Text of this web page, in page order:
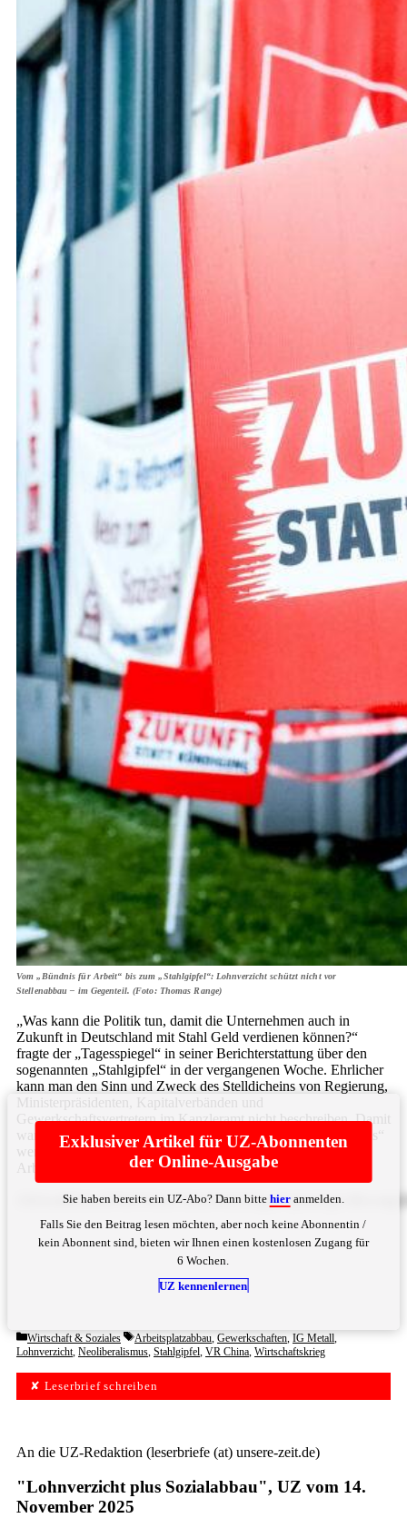
Vom „Bündnis für Arbeit“ bis zum „Stahlgipfel“: Lohnverzicht schützt nicht vor
Stellenabbau – im Gegenteil. (Foto: Thomas Range)
„Was kann die Politik tun, damit die Unternehmen auch in
Zukunft in Deutschland mit Stahl Geld verdienen können?“
fragte der „Tagesspiegel“ in seiner Berichterstattung über den
sogenannten „Stahlgipfel“ in der vergangenen Woche. Ehrlicher
kann man den Sinn und Zweck des Stelldicheins von Regierung,
Ministerpräsidenten, Kapitalverbänden und
Gewerkschaftsvertretern im Kanzleramt nicht beschreiben. Damit
war der „Stahlgipfel“ eine fast perfekte Kopie des „Autogipfels“
wenige Wochen zuvor. Von Standortgarantien und
Arbeitsplatzsicherung für die rund ... Bittehier
Exklusiver Artikel für UZ-Abonnenten
der Online-Ausgabe
Sie haben bereits ein UZ-Abo? Dann bitte hieranmelden.
Falls Sie den Beitrag lesen möchten, aber noch keine Abonnentin /
kein Abonnent sind, bieten wir Ihnen einen kostenlosen Zugang für
6 Wochen.
UZ kennenlernen
Categories
Wirtschaft & Soziales Tags
Arbeitsplatzabbau, Gewerkschaften, IG Metall,
Lohnverzicht, Neoliberalismus, Stahlgipfel, VR China, Wirtschaftskrieg
✘ Leserbrief schreiben
An die UZ-Redaktion (leserbriefe (at) unsere-zeit.de)
"Lohnverzicht plus Sozialabbau", UZ vom 14.
November 2025